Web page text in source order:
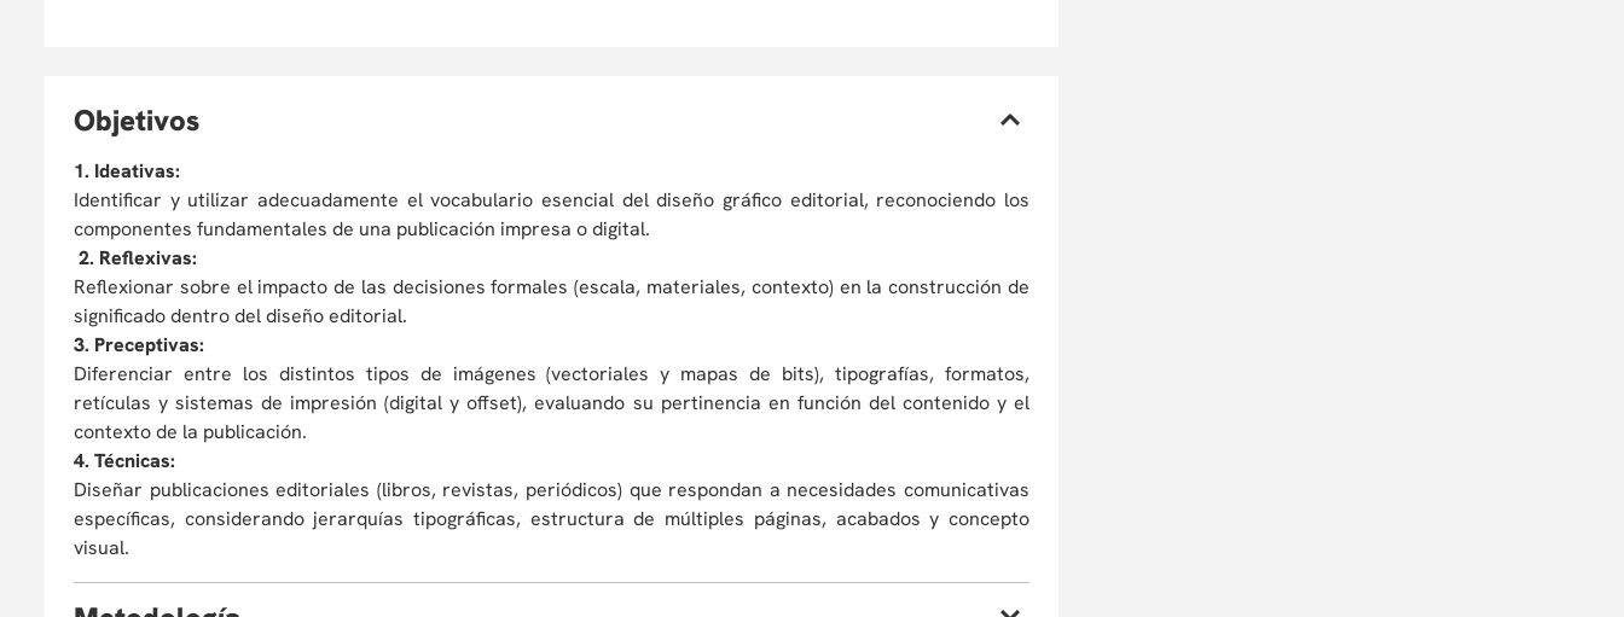
Objetivos
1. Ideativas​:
Identificar y utilizar adecuadamente el vocabulario esencial del diseño gráfico editorial, reconociendo los
componentes fundamentales de una publicación impresa o digital.
2. Reflexivas:
Reflexionar sobre el impacto de las decisiones formales (escala, materiales, contexto) en la construcción de
significado dentro del diseño editorial.
3. Preceptivas:
Diferenciar entre los distintos tipos de imágenes (vectoriales y mapas de bits), tipografías, formatos,
retículas y sistemas de impresión (digital y offset), evaluando su pertinencia en función del contenido y el
contexto de la publicación.
4. Técnicas​:
Diseñar publicaciones editoriales (libros, revistas, periódicos) que respondan a necesidades comunicativas
específicas, considerando jerarquías tipográficas, estructura de múltiples páginas, acabados y concepto
visual.